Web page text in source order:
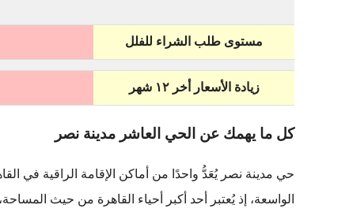
مستوى طلب الشراء للفلل
زيادة الأسعار أخر ١٢ شهر
كل ما يهمك عن الحي العاشر مدينة نصر
حي مدينة نصر يُعَدُّ واحدًا من أماكن الإقامة الراقية في
الواسعة، إذ يُعتبر أحد أكبر أحياء القاهرة من حيث